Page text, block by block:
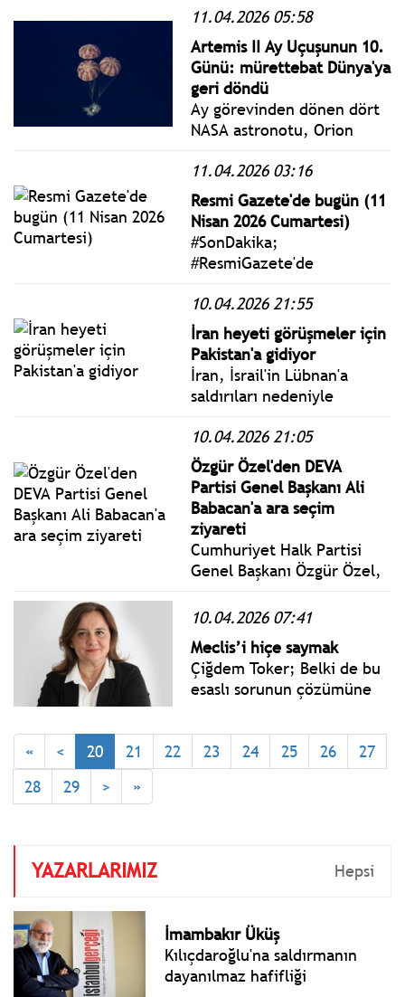
Başkanı Donald Trump,
anlaşma olmaması
durumunda saldırılara
devam sinyali verirken,
İran ise taleplerini sıraladı.
11.04.2026 05:58
Artemis II Ay Uçuşunun 10.
Günü: mürettebat Dünya'ya
geri döndü
Ay görevinden dönen dört
NASA astronotu, Orion
hızlı bir dönüş
gerçekleştirirken, Güney
Kaliforniya açıklarındaki
Pasifik Okyanusu’na indi.
11.04.2026 03:16
Resmi Gazete'de bugün (11
Nisan 2026 Cumartesi)
#SonDakika;
#ResmiGazete'de
Cumartesi yönetmelik,
genelge ve tebliğler
takip edebilirsiniz.
10.04.2026 21:55
İran heyeti görüşmeler için
Pakistan'a gidiyor
İran, İsrail'in Lübnan'a
saldırıları nedeniyle
İslamabad’a gidişini
ertelemişti. İran heyeti
ABD ile görüşmeler için
Pakistan’a gidiyor.
Görüşmelerde ABD’yi bu
kez Başkan Yardımcısı JD
Vance temsil edecek.
10.04.2026 21:05
Özgür Özel'den DEVA
Partisi Genel Başkanı Ali
Babacan'a ara seçim
ziyareti
Cumhuriyet Halk Partisi
Genel Başkanı Özgür Özel,
Ali Babacan ile partisinin
geldi.
10.04.2026 07:41
Meclis’i hiçe saymak
Çiğdem Toker; Belki de bu
esaslı sorunun çözümüne
TBMM’nin, fonksiyonel
açıdan, kuvvetler ayrılığına
dayalı bir sistemin TBMM’si
« < 20 21 22 23 24 25 26
27
28
29 > »
YAZARLARIMIZ Hepsi
İmambakır Üküş
Kılıçdaroğlu'na saldırmanın
dayanılmaz hafifliği